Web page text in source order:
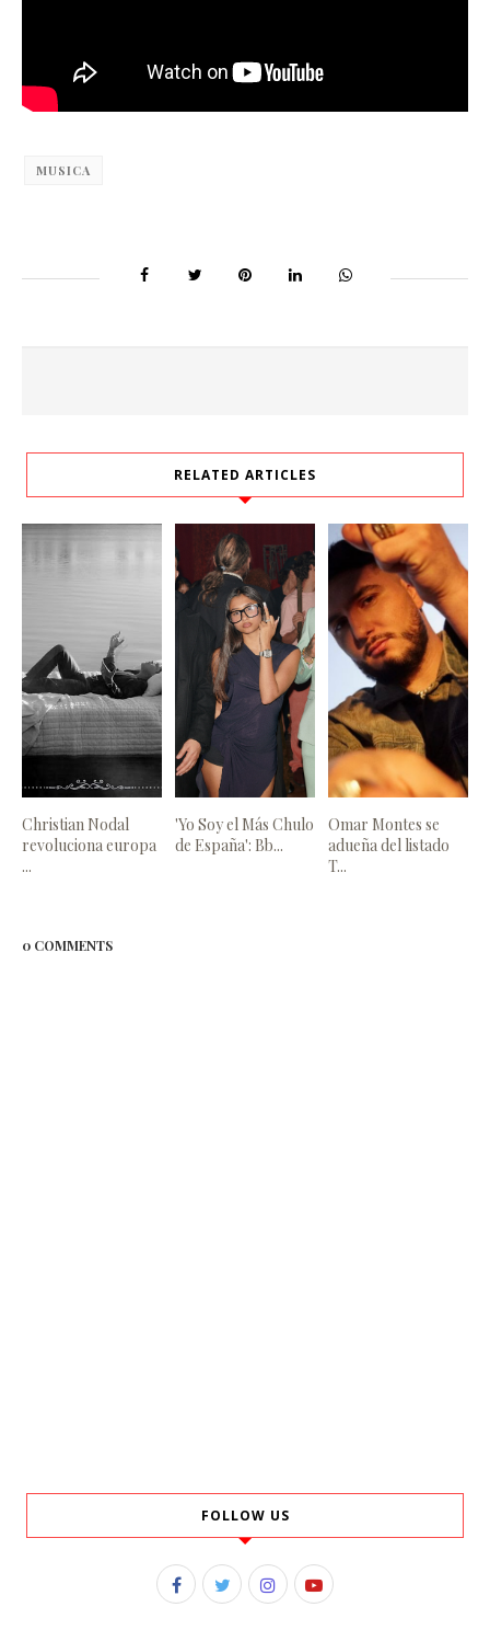
MUSICA
RELATED ARTICLES
Christian Nodal
revoluciona europa
...
'Yo Soy el Más Chulo
de España': Bb...
Omar Montes se
adueña del listado
T...
0 COMMENTS
FOLLOW US